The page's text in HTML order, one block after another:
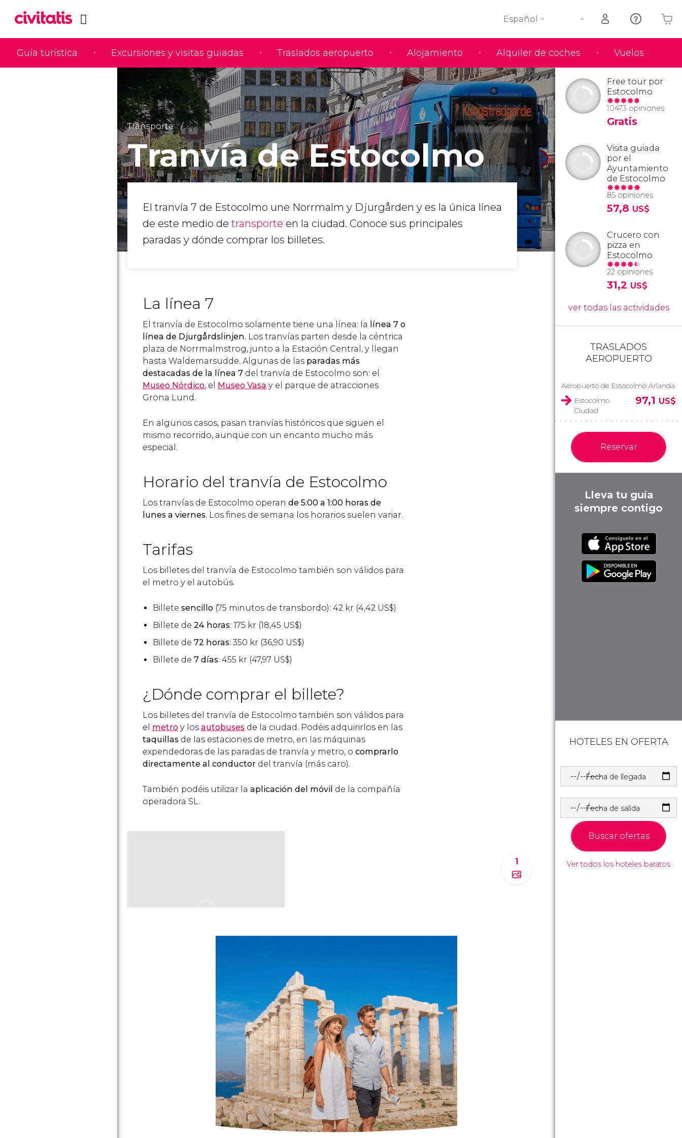
Guía turística Excursiones y visitas guiadas Traslados aeropuerto Alojamiento Alquiler de coches Vuelos
Español
Tu carrito está vacío
Transporte
Tranvía de Estocolmo
El tranvía 7 de Estocolmo une Norrmalm y Djurgården y es la única línea
de este medio de transporte en la ciudad. Conoce sus principales
paradas y dónde comprar los billetes.
La línea 7
El tranvía de Estocolmo solamente tiene una línea: la
línea 7 o
línea de Djurgårdslinjen. Los tranvías parten desde la céntrica
plaza de Norrmalmstrog, junto a la Estación Central, y llegan
hasta Waldemarsudde. Algunas de las paradas más
destacadas de la línea 7 del tranvía de Estocolmo son: el
Museo Nórdico, el Museo Vasa y el parque de atracciones
Gröna Lund.
En algunos casos, pasan tranvías históricos que siguen el
mismo recorrido, aunque con un encanto mucho más
especial.
Horario del tranvía de Estocolmo
Los tranvías de Estocolmo operan de 5:00 a 1:00 horas de
lunes a viernes. Los fines de semana los horarios suelen variar.
Tarifas
Los billetes del tranvía de Estocolmo también son válidos para
el metro y el autobús.
Billete sencillo (75 minutos de transbordo): 42 kr (4,42 US$)
Billete de 24 horas: 175 kr (18,45 US$)
Billete de 72 horas: 350 kr (36,90 US$)
Billete de 7 días: 455 kr (47,97 US$)
¿Dónde comprar el billete?
Los billetes del tranvía de Estocolmo también son válidos para
el metro y los autobuses de la ciudad. Podéis adquirirlos en las
taquillas de las estaciones de metro, en las máquinas
expendedoras de las paradas de tranvía y metro, o comprarlo
directamente al conductor del tranvía (más caro).
También podéis utilizar la aplicación del móvil de la compañía
operadora SL.
1
Free tour por
Estocolmo
10473 opiniones
Gratis
Visita guiada
por el
Ayuntamiento
de Estocolmo
85 opiniones
57,8 US$
Crucero con
pizza en
Estocolmo
22 opiniones
31,2 US$
ver todas las actividades
TRASLADOS
AEROPUERTO
Aeropuerto de Estocolmo Arlanda
Estocolmo
Ciudad
97,1 US$
Reservar
Lleva tu guía
siempre contigo
HOTELES EN OFERTA
Fecha de llegada
Fecha de salida
Buscar ofertas
Ver todos los hoteles baratos